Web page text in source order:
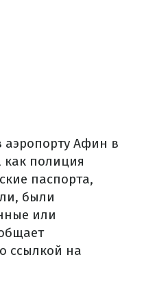
Афин в
как полиция
паспорта,
были
или
ссылкой на